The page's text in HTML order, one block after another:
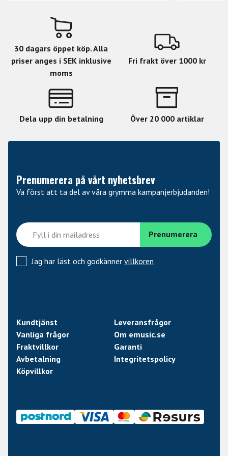
Volym: Medium
Sustain: Medium
Vikt: Medium
Finish: Brilliant
Material: B20
30 dagars öppet köp. Alla
priser anges i SEK inklusive
moms
Fri frakt över 1000 kr
Dela upp din betalning Över 20 000 artiklar
Prenumerera på vårt nyhetsbrev
Va först att ta del av våra grymma kampanjerbjudanden!
Jag har läst och godkänner villkoren
Kundtjänst
Leveransfrågor
Vanliga frågor
Om emusic.se
Fraktvillkor
Garanti
Avbetalning
Integritetspolicy
Köpvillkor